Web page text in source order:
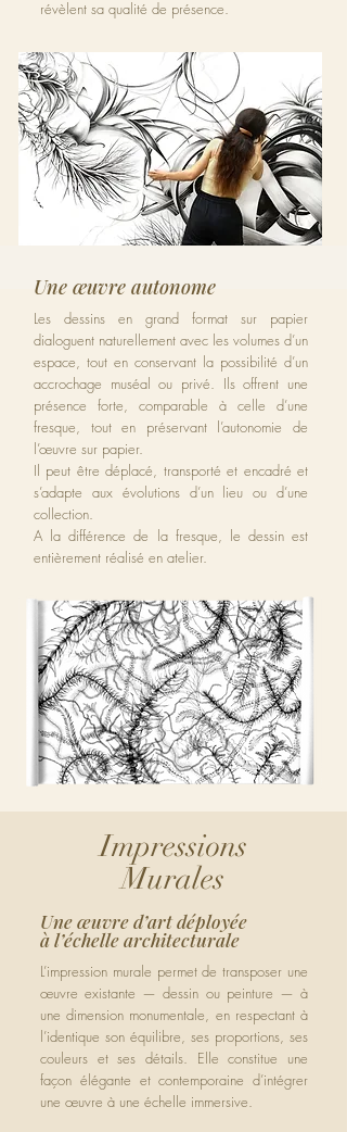
révèlent sa qualité de présence.
Une œuvre autonome
Les dessins en grand format sur papier
dialoguent naturellement avec les volumes d’un
espace, tout en conservant la possibilité d’un
accrochage muséal ou privé. Ils offrent une
présence forte, comparable à celle d’une
fresque, tout en préservant l’autonomie de
l’œuvre sur papier.
Il peut être déplacé, transporté et encadré et
s’adapte aux évolutions d’un lieu ou d’une
collection.
A la différence de la fresque, le dessin est
entièrement réalisé en atelier.
Impressions
Murales
Une œuvre d’art déployée
à l’échelle architecturale
L’impression murale permet de transposer une
œuvre existante — dessin ou peinture — à
une dimension monumentale, en respectant à
l’identique son équilibre, ses proportions, ses
couleurs et ses détails. Elle constitue une
façon élégante et contemporaine d’intégrer
une œuvre à une échelle immersive.